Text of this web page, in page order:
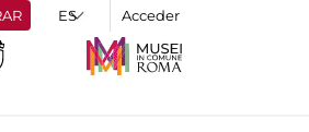
Acceder